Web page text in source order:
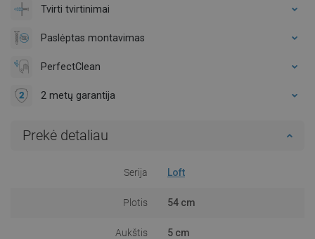
Tvirti tvirtinimai
Paslėptas montavimas
PerfectClean
2 metų garantija
Prekė detaliau
Serija Loft
Plotis 54 cm
Aukštis 5 cm